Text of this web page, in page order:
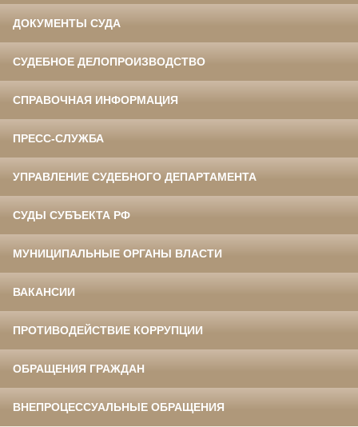
ДОКУМЕНТЫ СУДА
СУДЕБНОЕ ДЕЛОПРОИЗВОДСТВО
СПРАВОЧНАЯ ИНФОРМАЦИЯ
ПРЕСС-СЛУЖБА
УПРАВЛЕНИЕ СУДЕБНОГО ДЕПАРТАМЕНТА
СУДЫ СУБЪЕКТА РФ
МУНИЦИПАЛЬНЫЕ ОРГАНЫ ВЛАСТИ
ВАКАНСИИ
ПРОТИВОДЕЙСТВИЕ КОРРУПЦИИ
ОБРАЩЕНИЯ ГРАЖДАН
ВНЕПРОЦЕССУАЛЬНЫЕ ОБРАЩЕНИЯ